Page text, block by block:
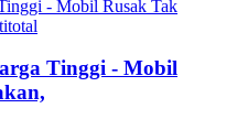
Tinggi - Mobil